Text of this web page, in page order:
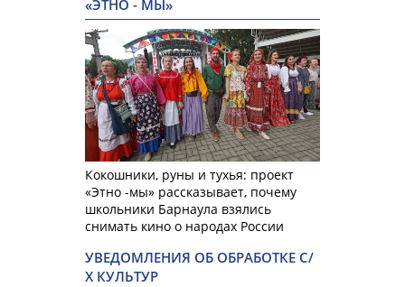
«ЭТНО - МЫ»
Кокошники, руны и тухья: проект
«Этно -мы» рассказывает, почему
школьники Барнаула взялись
снимать кино о народах России
УВЕДОМЛЕНИЯ ОБ ОБРАБОТКЕ С/
Х КУЛЬТУР